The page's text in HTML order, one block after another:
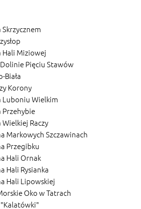
Skrzycznem
Hali Miziowej
Pięciu Stawów
Biała
Korony
Luboniu Wielkim
Przehybie
Wielkiej Raczy
Markowych Szczawinach
Przegibku
Hali Ornak
Hali Rysianka
Hali Lipowskiej
Oko w Tatrach
"Kalatówki"